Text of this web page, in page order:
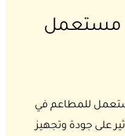
مستعمل
للمطاعم في
على جودة وتجهيز